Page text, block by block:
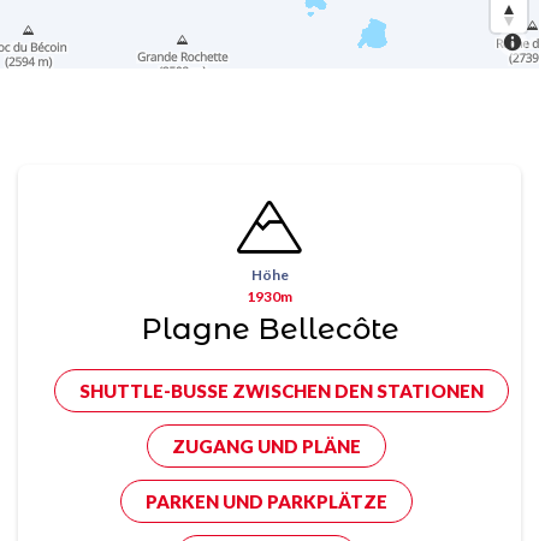
Höhe
1930m
Plagne Bellecôte
SHUTTLE-BUSSE ZWISCHEN DEN STATIONEN
ZUGANG UND PLÄNE
PARKEN UND PARKPLÄTZE